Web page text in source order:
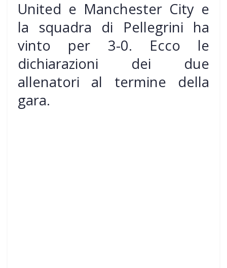
United e Manchester City e
la squadra di Pellegrini ha
vinto per 3-0. Ecco le
dichiarazioni dei due
allenatori al termine della
gara.